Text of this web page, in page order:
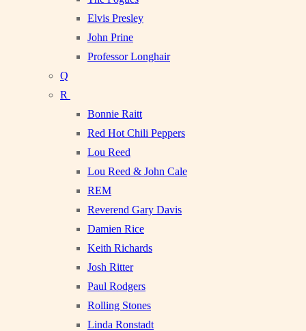
Elvis Presley
John Prine
Professor Longhair
Q
R
Bonnie Raitt
Red Hot Chili Peppers
Lou Reed
Lou Reed & John Cale
REM
Reverend Gary Davis
Damien Rice
Keith Richards
Josh Ritter
Paul Rodgers
Rolling Stones
Linda Ronstadt